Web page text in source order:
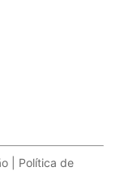
| Política de